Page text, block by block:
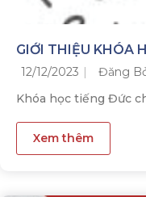
GIỚI THIỆU KHÓA
12/12/2023
Đăng
Khóa học tiếng Đức
Xem thêm